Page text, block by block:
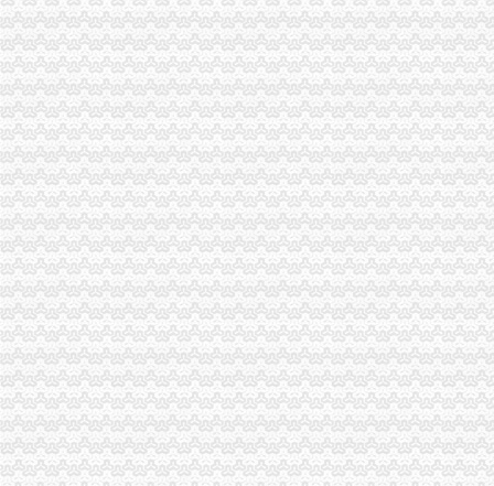
经开区代办营业执照
经开区工商局颁发批经营场所登记申报承诺制营业执照
浏经开区第一张电子营业执照新鲜出炉了_搜狐财经_搜狐网
注册资金100万的营业执照转让经开区的地址-昆明58同城
【开公司办营业执照哪家快？重庆江北代办营业执照【渝盾】快】
邯郸经开区营业执照办理全程电子化_河北新闻网
长生桥代办营业执照
代办个体户营业执照卫生许可证和税务要多少钱多长时间_卫生_匿名_
广州市长照长有企业管理有限公司_【信用信息_诉讼信息_财务信息_注
中国邮政集团公司重庆市南岸区长生桥邮政支局
在番禺如何快速注册公司【今日推荐网-广州工商/税务/财务】
【58同城】重庆南岸长生桥资质证书办理_企业资质代理_资质代办机构
南坪代办营业执照
重庆市泛亚保险代理有限公司南岸区南坪营业部_【电话地址_招聘信息
南岸区代办营业执照的流程-重庆商业街-重庆购物狂
代办公司、个体营业执照、代理记帐_秦岛工商注册_秦岛列表网
【重庆营业执照代办公司注册】-专利注册-重庆赶集网
重庆南坪代理记账纳税申报公司变更南坪工商注册-重庆酷易搜
南岸区代办营业执照流程
代理公司注册_公司变更_工商注册代理代办_注册公司流程及费用-重庆
百业网_为企业,做推广